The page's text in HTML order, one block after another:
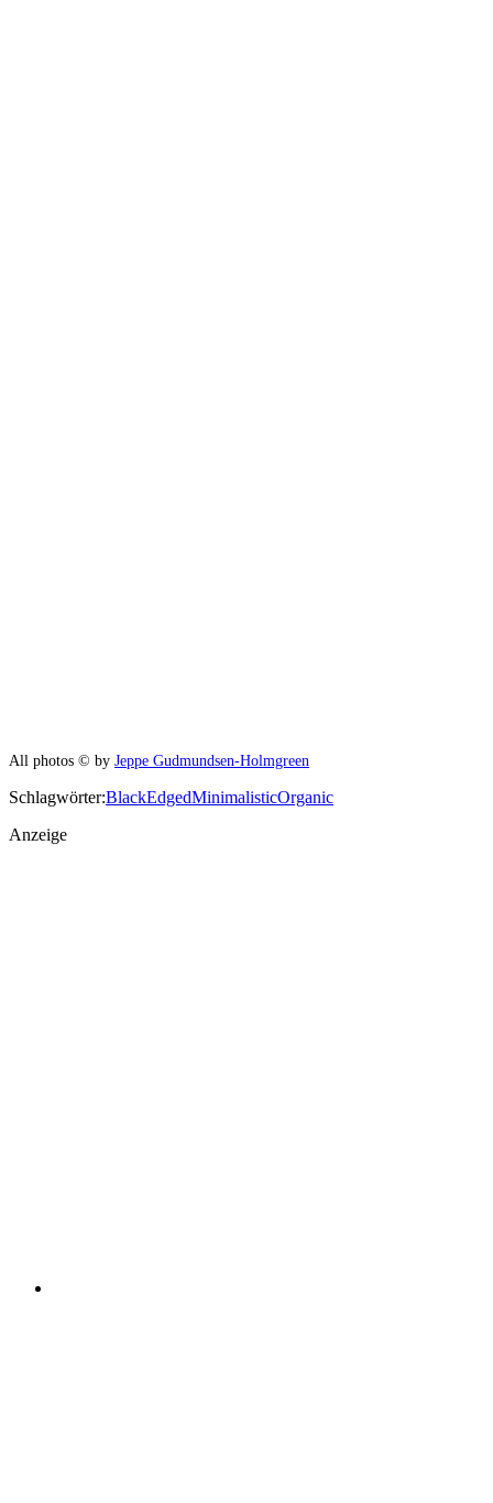
All photos © by Jeppe Gudmundsen-Holmgreen
Schlagwörter:BlackEdgedMinimalisticOrganic
Anzeige